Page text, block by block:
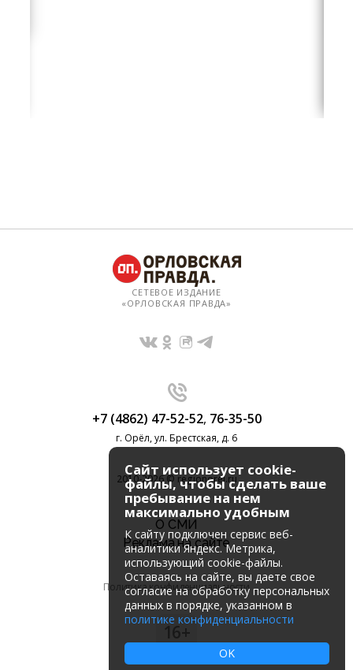
СЕТЕВОЕ ИЗДАНИЕ
«ОРЛОВСКАЯ ПРАВДА»
+7 (4862) 47-52-52, 76-35-50
г. Орёл, ул. Брестская, д. 6
2010-2026 © regionorel.ru
О СМИ
Реклама на сайте
Политика конфиденциальности
16+
Сайт использует cookie-
файлы, чтобы сделать ваше
пребывание на нем
максимально удобным
К cайту подключен сервис веб-
аналитики Яндекс. Метрика,
использующий cookie-файлы.
Оставаясь на сайте, вы даете свое
согласие на обработку персональных
данных в порядке, указанном в
политике конфиденциальности
OK